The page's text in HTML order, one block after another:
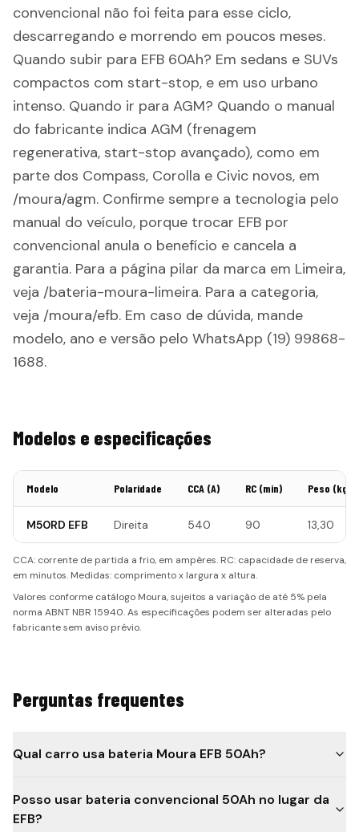
convencional não foi feita para esse ciclo,
descarregando e morrendo em poucos meses.
Quando subir para EFB 60Ah? Em sedans e SUVs
compactos com start-stop, e em uso urbano
intenso. Quando ir para AGM? Quando o manual
do fabricante indica AGM (frenagem
regenerativa, start-stop avançado), como em
parte dos Compass, Corolla e Civic novos, em
/moura/agm. Confirme sempre a tecnologia pelo
manual do veículo, porque trocar EFB por
convencional anula o benefício e cancela a
garantia. Para a página pilar da marca em Limeira,
veja /bateria-moura-limeira. Para a categoria,
veja /moura/efb. Em caso de dúvida, mande
modelo, ano e versão pelo WhatsApp (19) 99868-
1688.
Modelos e especificações
Modelo Polaridade CCA (A) RC (min) Peso (kg)
M50RD EFB Direita 540 90 13,30
CCA: corrente de partida a frio, em ampères. RC: capacidade de reserva,
em minutos. Medidas: comprimento x largura x altura.
Valores conforme catálogo Moura, sujeitos a variação de até 5% pela
norma ABNT NBR 15940. As especificações podem ser alteradas pelo
fabricante sem aviso prévio.
Perguntas frequentes
Qual carro usa bateria Moura EFB 50Ah?
Posso usar bateria convencional 50Ah no lugar da
EFB?